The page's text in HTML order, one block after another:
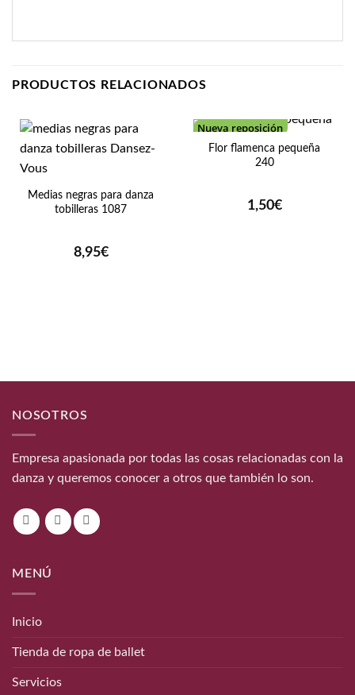
PRODUCTOS RELACIONADOS
Medias negras para danza
tobilleras 1087
8,95€
Nueva reposición
Flor flamenca pequeña
240
1,50€
NOSOTROS
Empresa apasionada por todas las cosas relacionadas con la
danza y queremos conocer a otros que también lo son.
MENÚ
Inicio
Tienda de ropa de ballet
Servicios